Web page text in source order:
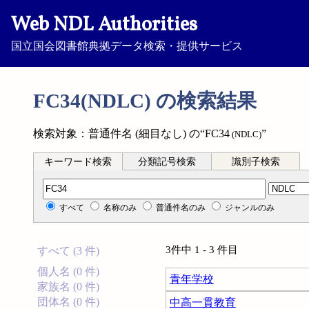
Web NDL Authorities
国立国会図書館典拠データ検索・提供サービス
FC34(NDLC) の検索結果
検索対象：普通件名 (細目なし) の“FC34 (NDLC)”
キーワード検索 分類記号検索 識別子検索
分類記号検索
すべて 名称のみ 普通件名のみ ジャンルのみ
すべて (3 件)
個人名 (0 件)
家族名 (0 件)
団体名 (0 件)
3件中 1 - 3 件目
青年学校
中高一貫教育